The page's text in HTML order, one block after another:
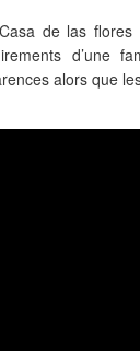
de las flores
d’une
alors que